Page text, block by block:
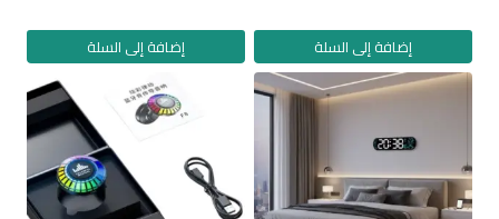
إضافة إلى السلة إضافة إلى السلة